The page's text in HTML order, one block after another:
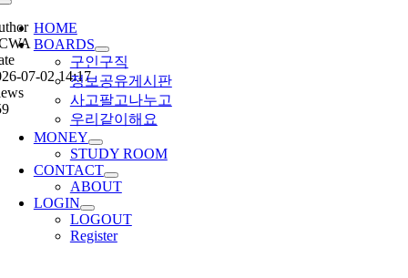
Toggle
Navigation
HOME
BOARDS
구인구직
정보공유게시판
사고팔고나누고
우리같이해요
MONEY
STUDY ROOM
CONTACT
ABOUT
LOGIN
LOGOUT
Register
07-02 14:17